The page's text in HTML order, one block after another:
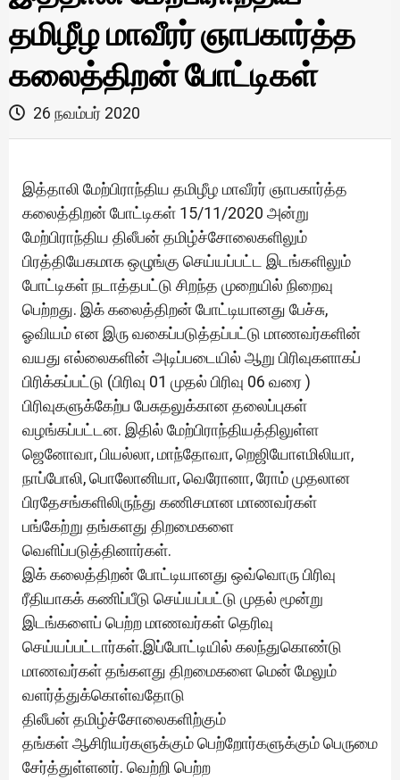
தமிழீழ மாவீரர் ஞாபகார்த்த
கலைத்திறன் போட்டிகள்
26 நவம்பர் 2020
இத்தாலி மேற்பிராந்திய தமிழீழ மாவீரர் ஞாபகார்த்த
கலைத்திறன் போட்டிகள் 15/11/2020 அன்று
மேற்பிராந்திய திலீபன் தமிழ்ச்சோலைகளிலும்
பிரத்தியேகமாக ஒழுங்கு செய்யப்பட்ட இடங்களிலும்
போட்டிகள் நடாத்தபட்டு சிறந்த முறையில் நிறைவு
பெற்றது. இக் கலைத்திறன் போட்டியானது பேச்சு,
ஓவியம் என இரு வகைப்படுத்தப்பட்டு மாணவர்களின்
வயது எல்லைகளின் அடிப்படையில் ஆறு பிரிவுகளாகப்
பிரிக்கப்பட்டு (பிரிவு 01 முதல் பிரிவு 06 வரை )
பிரிவுகளுக்கேற்ப பேசுதலுக்கான தலைப்புகள்
வழங்கப்பட்டன. இதில் மேற்பிராந்தியத்திலுள்ள
ஜெனோவா, பியல்லா, மாந்தோவா, றெஜியோஎமிலியா,
நாப்போலி, பொலோனியா, வெரோனா, ரோம் முதலான
பிரதேசங்களிலிருந்து கணிசமான மாணவர்கள்
பங்கேற்று தங்களது திறமைகளை
வெளிப்படுத்தினார்கள்.
இக் கலைத்திறன் போட்டியானது ஒவ்வொரு பிரிவு
ரீதியாகக் கணிப்பீடு செய்யப்பட்டு முதல் மூன்று
இடங்களைப் பெற்ற மாணவர்கள் தெரிவு
செய்யப்பட்டார்கள்.இப்போட்டியில் கலந்துகொண்டு
மாணவர்கள் தங்களது திறமைகளை மென் மேலும்
வளர்த்துக்கொள்வதோடு
திலீபன் தமிழ்ச்சோலைகளிற்கும்
தங்கள் ஆசிரியர்களுக்கும் பெற்றோர்களுக்கும் பெருமை
சேர்த்துள்ளனர். வெற்றி பெற்ற